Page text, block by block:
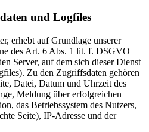
und Logfiles
erhebt auf Grundlage unserer
des Art. 6 Abs. 1 lit. f. DSGVO
Server, auf dem sich dieser Dienst
Zu den Zugriffsdaten gehören
Datei, Datum und Uhrzeit des
Meldung über erfolgreichen
das Betriebssystem des Nutzers,
Seite), IP-Adresse und der